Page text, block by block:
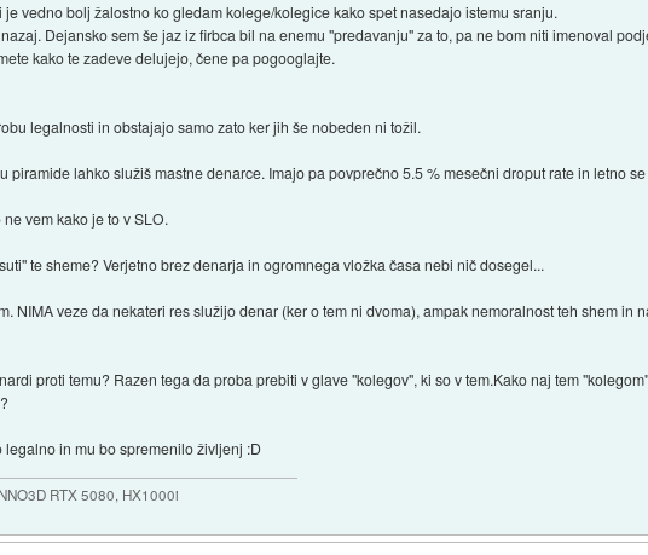
vedno bolj žalostno ko gledam kolege/kolegice kako spet nasedajo istemu sranju.
Dejansko sem še jaz iz firbca bil na enemu "predavanju" za to, pa ne bom niti imenoval
kako te zadeve delujejo, čene pa pogooglajte.
legalnosti in obstajajo samo zato ker jih še nobeden ni tožil.
piramide lahko služiš mastne denarce. Imajo pa povprečno 5.5 % mesečni droput rate in letno
vem kako je to v SLO.
te sheme? Verjetno brez denarja in ogromnega vložka časa nebi nič dosegel...
NIMA veze da nekateri res služijo denar (ker o tem ni dvoma), ampak nemoralnost teh shem in
proti temu? Razen tega da proba prebiti v glave "kolegov", ki so v tem.Kako naj tem
in mu bo spremenilo življenj :D
RTX 5080, HX1000i